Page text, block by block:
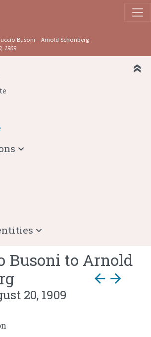
Busoni – Arnold Schönberg
1909
Busoni to Arnold
arrow_back arrow_forward
20, 1909